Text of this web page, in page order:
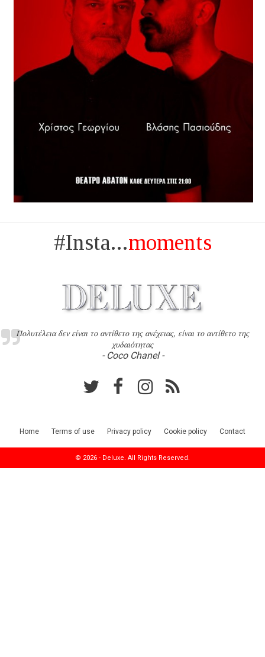
#Insta...moments
Πολυτέλεια δεν είναι το αντίθετο της ανέχειας, είναι το αντίθετο της
χυδαιότητας
- Coco Chanel -
Home Terms of use Privacy policy Cookie policy Contact
© 2026 - Deluxe. All Rights Reserved.